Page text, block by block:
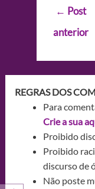
Navegação
Post
← Post
anterior
REGRAS DOS
Para
Crie a sua
Proibido
Proibido
discurso de
Não poste